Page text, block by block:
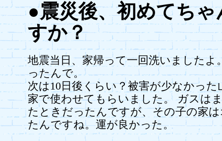
●震災後、初めてち
すか？
地震当日、家帰って一回洗いましたよ
ったんで。
次は10日後くらい？被害が少なかっ
家で使わせてもらいました。 ガスは
たときだったんですが、その子の家
たんですね。運が良かった。